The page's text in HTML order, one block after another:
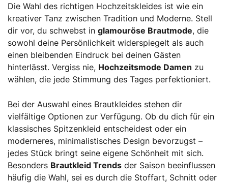
Die Wahl des richtigen Hochzeitskleides ist wie ein
kreativer Tanz zwischen Tradition und Moderne. Stell
dir vor, du schwebst in glamouröse Brautmode, die
sowohl deine Persönlichkeit widerspiegelt als auch
einen bleibenden Eindruck bei deinen Gästen
hinterlässt. Vergiss nie, Hochzeitsmode Damen zu
wählen, die jede Stimmung des Tages perfektioniert.
Bei der Auswahl eines Brautkleides stehen dir
vielfältige Optionen zur Verfügung. Ob du dich für ein
klassisches Spitzenkleid entscheidest oder ein
moderneres, minimalistisches Design bevorzugst –
jedes Stück bringt seine eigene Schönheit mit sich.
Besonders Brautkleid Trends der Saison beeinflussen
häufig die Wahl, sei es durch die Stoffart, Schnitt oder